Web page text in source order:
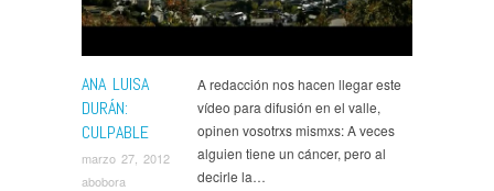
ANA LUISA
DURÁN:
CULPABLE
marzo 27, 2012
abobora
A redacción nos hacen llegar este
vídeo para difusión en el valle,
opinen vosotrxs mismxs: A veces
alguien tiene un cáncer, pero al
decirle la…